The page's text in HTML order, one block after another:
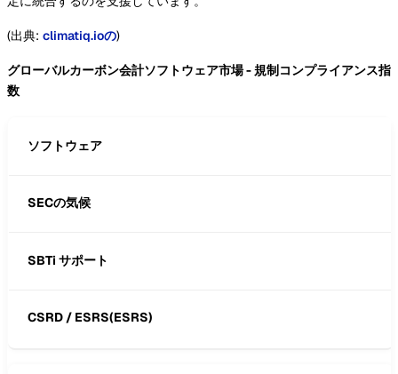
(出典: climatiq.ioの)
グローバルカーボン会計ソフトウェア市場 - 規制コンプライアンス指
数
ソフトウェア
SECの気候
SBTi サポート
CSRD / ESRS(ESRS)